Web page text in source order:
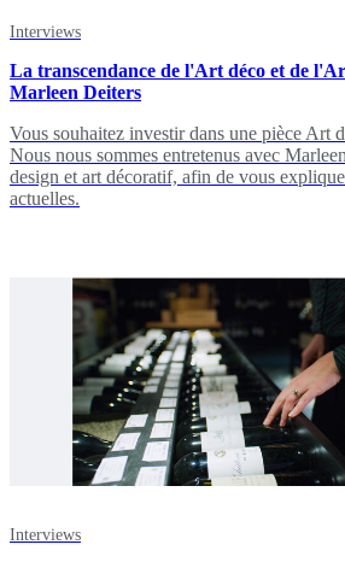
Interviews
La transcendance de l'Art déco et de
Marleen Deiters
Vous souhaitez investir dans une pièce Art
Nous nous sommes entretenus avec
design et art décoratif, afin de vous
actuelles.
Interviews